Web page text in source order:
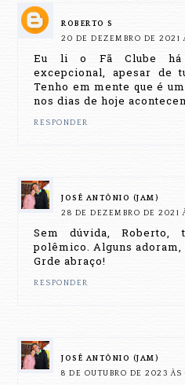
ROBERTO S
20 DE DEZEMBRO DE 2021
Eu li o Fã Clube há
excepcional, apesar de
Tenho em mente que é
nos dias de hoje
RESPONDER
JOSÉ ANTÔNIO (JAM)
28 DE DEZEMBRO DE 2021
Sem dúvida,
polêmico. Alguns adoram,
Grde abraço!
RESPONDER
JOSÉ ANTÔNIO (JAM)
8 DE OUTUBRO DE 2023 ÀS